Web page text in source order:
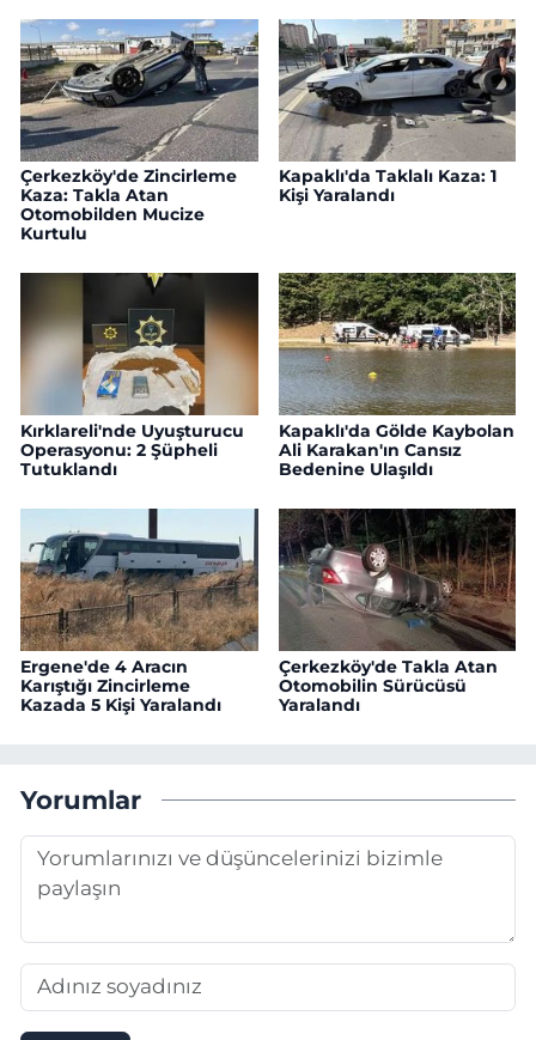
Çerkezköy'de Zincirleme
Kaza: Takla Atan
Otomobilden Mucize
Kurtulu
Kapaklı'da Taklalı Kaza: 1
Kişi Yaralandı
Kırklareli'nde Uyuşturucu
Operasyonu: 2 Şüpheli
Tutuklandı
Kapaklı'da Gölde Kaybolan
Ali Karakan'ın Cansız
Bedenine Ulaşıldı
Ergene'de 4 Aracın
Karıştığı Zincirleme
Kazada 5 Kişi Yaralandı
Çerkezköy'de Takla Atan
Otomobilin Sürücüsü
Yaralandı
Yorumlar